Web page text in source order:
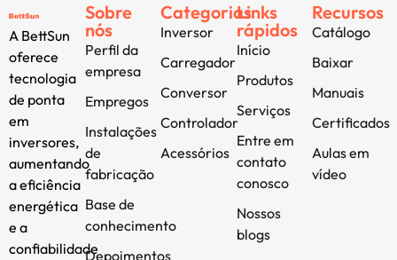
A BettSun
oferece
tecnologia
de ponta
em
inversores,
aumentando
a eficiência
energética
e a
confiabilidade
Sobre
nós
Perfil da
empresa
Empregos
Instalações
de
fabricação
Base de
conhecimento
Depoimentos
Categorias
Inversor
Carregador
Conversor
Controlador
Acessórios
Links
rápidos
Início
Produtos
Serviços
Entre em
contato
conosco
Nossos
blogs
Recursos
Catálogo
Baixar
Manuais
Certificados
Aulas em
vídeo